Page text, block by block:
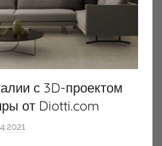
с 3D-проектом
от Diotti.com